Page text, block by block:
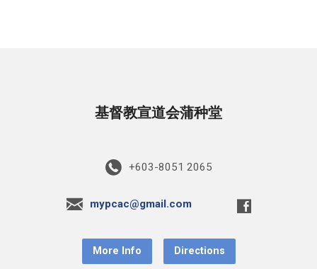
基督教宣道会蒲种堂
+603-8051 2065
mypcac@gmail.com
More Info Directions